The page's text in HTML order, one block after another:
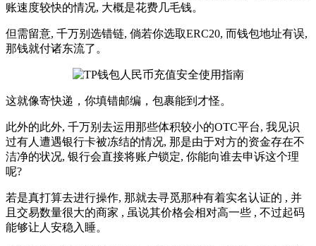
账速度较快的情况, 大概是花费几毛钱。
但需留意, 千万别选错链, 倘若你选取ERC20, 而钱包地址有误,
那钱就付诸东流了。
这就像寄快递，你填错邮编，包裹能到才怪。
此外的此外, 千万别去运用那些体积较小的OTC平台, 我见识
过有人遭遇银行卡被冻结的情况, 那是由于对方的资金存在不
洁净的状况, 银行会直接将账户锁定, 你能向谁去申诉这个理
呢?
若是真打算去进行操作, 那就去寻觅那种有着实名认证的 , 并
且交易数量很大的商家 , 虽说其价格会相对高一些 , 不过起码
能够让人安稳入睡。